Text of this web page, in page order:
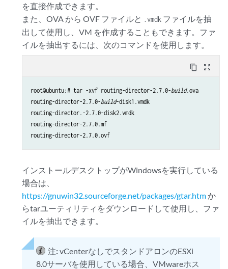
を直接作成できます。
また、OVA から OVF ファイルと .vmdk ファイルを抽
出して使用し、VM を作成することもできます。ファ
イルを抽出するには、次のコマンドを使用します。
content_copy zoom_out_map
root@ubuntu:# tar -xvf routing-director-2.7.0-build.ova
routing-director-2.7.0-build-disk1.vmdk
routing-director.-2.7.0-disk2.vmdk
routing-director-2.7.0.mf
routing-director-2.7.0.ovf
インストールデスクトップがWindowsを実行している
場合は、
https://gnuwin32.sourceforge.net/packages/gtar.htmか
らtarユーティリティをダウンロードして使用し、ファ
イルを抽出できます。
注:vCenterなしでスタンドアロンのESXi
8.0サーバを使用している場合、VMwareホス